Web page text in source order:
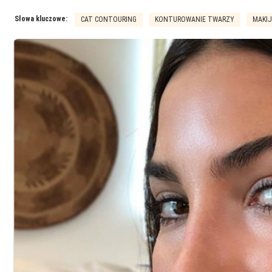
Słowa kluczowe: CAT CONTOURING KONTUROWANIE TWARZY